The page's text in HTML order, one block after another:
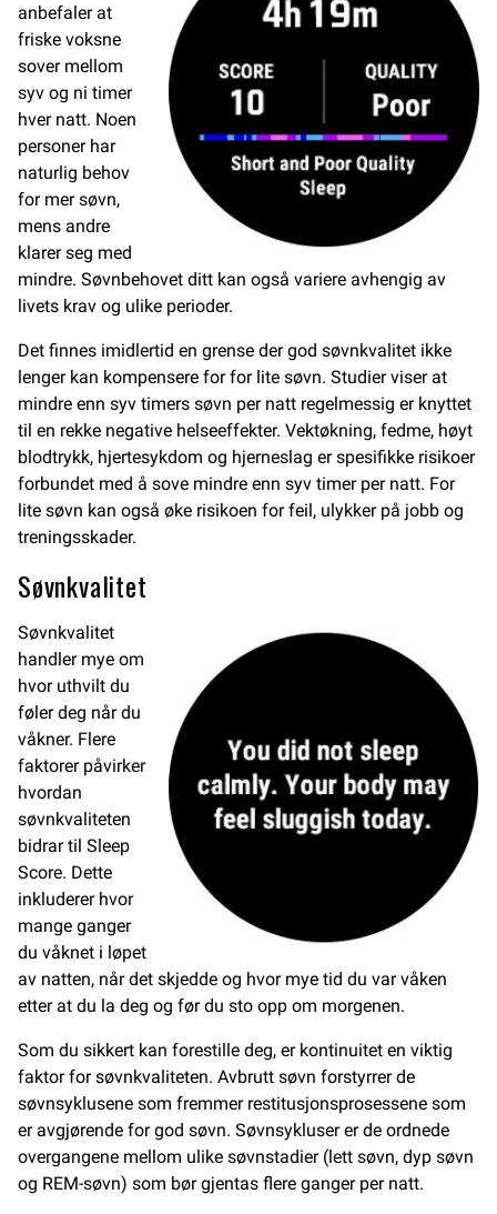
anbefaler at
friske voksne
sover mellom
syv og ni timer
hver natt. Noen
personer har
naturlig behov
for mer søvn,
mens andre
klarer seg med
mindre. Søvnbehovet ditt kan også variere avhengig av
livets krav og ulike perioder.
Det finnes imidlertid en grense der god søvnkvalitet ikke
lenger kan kompensere for for lite søvn. Studier viser at
mindre enn syv timers søvn per natt regelmessig er knyttet
til en rekke negative helseeffekter. Vektøkning, fedme, høyt
blodtrykk, hjertesykdom og hjerneslag er spesifikke risikoer
forbundet med å sove mindre enn syv timer per natt. For
lite søvn kan også øke risikoen for feil, ulykker på jobb og
treningsskader.
Søvnkvalitet
Søvnkvalitet
handler mye om
hvor uthvilt du
føler deg når du
våkner. Flere
faktorer påvirker
hvordan
søvnkvaliteten
bidrar til Sleep
Score. Dette
inkluderer hvor
mange ganger
du våknet i løpet
av natten, når det skjedde og hvor mye tid du var våken
etter at du la deg og før du sto opp om morgenen.
Som du sikkert kan forestille deg, er kontinuitet en viktig
faktor for søvnkvaliteten. Avbrutt søvn forstyrrer de
søvnsyklusene som fremmer restitusjonsprosessene som
er avgjørende for god søvn. Søvnsykluser er de ordnede
overgangene mellom ulike søvnstadier (lett søvn, dyp søvn
og REM-søvn) som bør gjentas flere ganger per natt.